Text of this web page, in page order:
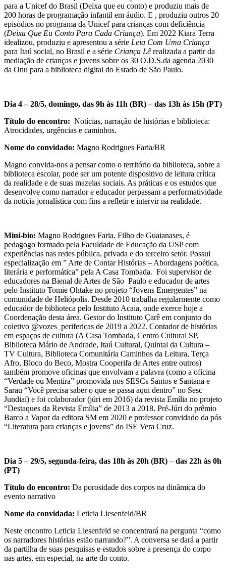
para a Unicef do Brasil (Deixa que eu conto) e produziu mais de
200 horas de programação infantil em áudio. E , produziu outros 20
episódios no programa da Unicef para crianças com deficiência
(Deixa Que Eu Conto Para Cada Criança). Em 2022 Kiara Terra
idealizou, produziu e apresentou a série Leia Com Uma Criança
para Itaú social, no Brasil e a série Criança Lê realizada a partir da
mediação de crianças e jovens sobre os 30 O.D.S.da agenda 2030
da Onu para a biblioteca digital do Estado de São Paulo.
Dia 4 – 28/5, domingo, das 9h às 11h (BR) – das 13h às 15h (PT)
Título do encontro: Notícias, narração de histórias e biblioteca:
Atrocidades, urgências e caminhos.
Nome do convidado: Magno Rodrigues Faria/BR
Magno convida-nos a pensar como o território da biblioteca, sobre a
biblioteca escolar, pode ser um potente dispositivo de leitura crítica
da realidade e de suas mazelas sociais. As práticas e os estudos que
desenvolve como narrador e educador perpassam a performatividade
da notícia jornalística com fins a refletir e intervir na realidade.
Mini-bio: Magno Rodrigues Faria. Filho de Guaianases, é
pedagogo formado pela Faculdade de Educação da USP com
experiências nas redes pública, privada e do terceiro setor. Possui
especialização em ” Arte de Contar Histórias – Abordagens poética,
literária e performática” pela A Casa Tombada. Foi supervisor de
educadores na Bienal de Artes de São Paulo e educador de artes
pelo Instituto Tomie Ohtake no projeto “Jovens Emergentes” na
comunidade de Heliópolis. Desde 2010 trabalha regularmente como
educador de biblioteca pelo Instituto Acaia, onde exerce hoje a
Coordenação desta área. Gestor do Instituto Çarê em conjunto do
coletivo @vozes_perifericas de 2019 a 2022. Contador de histórias
em espaços de cultura (A Casa Tombada, Centro Cultural SP,
Biblioteca Mário de Andrade, Itaú Cultural, Quintal da Cultura –
TV Cultura, Biblioteca Comunitária Caminhos da Leitura, Terça
Afro, Bloco do Beco, Mostra Cooperifa de Artes entre outros)
também promove oficinas que envolvam a palavra (como a oficina
“Verdade ou Mentira” promovida nos SESCs Santos e Santana e
Sarau “Você precisa saber o que se passa aqui dentro” no Sesc
Jundiaí) e foi colaborador (júri em 2016) da revista Emília no projeto
“Destaques da Revista Emília” de 2013 a 2018. Pré-Júri do prêmio
Barco a Vapor da editora SM em 2020 e professor convidado da pós
“Literatura para crianças e jovens” do ISE Vera Cruz.
Dia 5 – 29/5, segunda-feira, das 18h às 20h (BR) – das 22h às 0h
(PT)
Título do encontro: Da porosidade dos corpos na dinâmica do
evento narrativo
Nome da convidada: Leticia Liesenfeld/BR
Neste encontro Leticia Liesenfeld se concentrará na pergunta “como
os narradores histórias estão narrando?”. A conversa se dará a partir
da partilha de suas pesquisas e estudos sobre a presença do corpo
nas artes, em especial, na arte do conto.